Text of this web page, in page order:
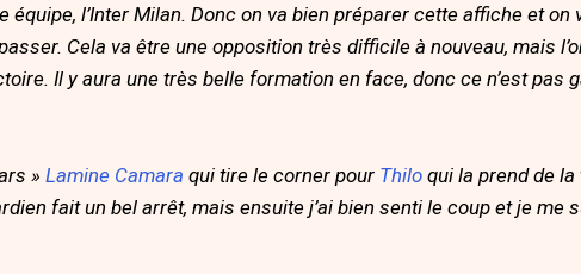
équipe, l’Inter Milan. Donc on va bien préparer cette affiche et on
Cela va être une opposition très difficile à nouveau, mais
Il y aura une très belle formation en face, donc ce n’est pas
» Lamine Camara qui tire le corner pour Thilo qui la prend de la
fait un bel arrêt, mais ensuite j’ai bien senti le coup et je me